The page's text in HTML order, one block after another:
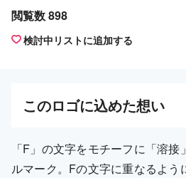
閲覧数 898
検討中リストに追加する
このロゴに込めた想い
「F」の文字をモチーフに「溶
ルマーク。Fの文字に重なるよう